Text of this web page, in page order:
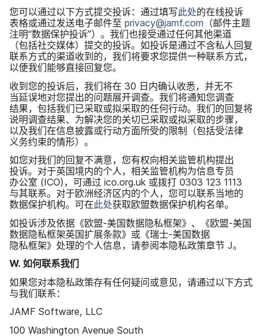
您​可以​通过​以下​方式​提交​投诉：​通过​填​写此​处的​在线​投诉​
表格​或​通过​发送​电子​邮件​至 privacy@jamf.com （邮件​主题​
注明​“数据​保护​投诉”）。​我们​也​接受​通过​任何​其他​渠道​
（包括​社交​媒体）​提交​的​投诉。​如​投诉​是​通过​不​含​私人​回复​
联系​方式​的​渠道​收到​的，​我们​将​要求​您​提供​一​种​联系​方式，​
以便​我们​能够​直接​回复​您。
收​到​您​的​投诉​后，​我们​将​在 30 日​内确​认​收悉，​并​无​不​
当延误地​对​您​提出​的​问题​展开​调查。​我们​将​通知​您​调查​
结果，​包括​我们​已​采取​或​拟​采取​的​任何​行动。​我们​的​回复​将​
说明​调查​结果、​为​解决​您​的​关切​已​采取​或​拟​采取​的​步骤，​
以及​我们​在​信息​披露​或​行动​方面​所受​的​限制​（包括​受​法律​
义务​约束​的​情形）。
如​您​对​我们​的​回复​不​满意，​您​有​权​向​相关​监管​机构​提出​
投诉。​对于​英国​境内​的​个人，​相关​监管​机构​为​信息​专员​
办公室 (ICO)，​可​通过 ico.org.uk 或​拨打 0303 123 1113
与​其联系。​对于​欧洲​经济​区内​的​个人，​您​可以​联系​当地​的​
数据​保护​机构。​可​在此​处获取​欧盟数据​保护​机构​名单。
如​投诉涉及​依据​《欧盟-美国​数据​隐私框架》、​《欧盟-美国​
数据​隐私框​架​英国​扩展​条款》​或​《瑞士-美国​数据​
隐私框架》​处理​的​个人​信息，​请​参阅本​隐私​政策​章节 J。
W. 如何​联系​我们
如果​您​对​本​隐私​政策​存​有​任何​疑问​或​意见，​请​通过​以下​方式​
与​我们​联系：
JAMF Software, LLC
100 Washington Avenue South